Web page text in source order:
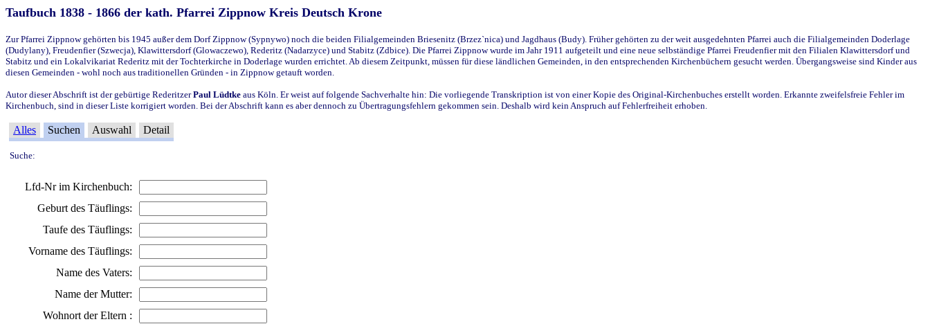
Taufbuch 1838 - 1866 der kath. Pfarrei Zippnow Kreis Deutsch Krone
Zur Pfarrei Zippnow gehörten bis 1945 außer dem Dorf Zippnow (Sypnywo) noch die beiden Filialgemeinden Briesenitz (Brzez`nica) und Jagdhaus (Budy). Früher gehörten zu der weit ausgedehnten Pfarrei auch die Filialgemeinden Doderlage
(Dudylany), Freudenfier (Szwecja), Klawittersdorf (Glowaczewo), Rederitz (Nadarzyce) und Stabitz (Zdbice). Die Pfarrei Zippnow wurde im Jahr 1911 aufgeteilt und eine neue selbständige Pfarrei Freudenfier mit den Filialen Klawittersdorf und
Stabitz und ein Lokalvikariat Rederitz mit der Tochterkirche in Doderlage wurden errichtet. Ab diesem Zeitpunkt, müssen für diese ländlichen Gemeinden, in den entsprechenden Kirchenbüchern gesucht werden. Übergangsweise sind Kinder aus
diesen Gemeinden - wohl noch aus traditionellen Gründen - in Zippnow getauft worden.
Autor dieser Abschrift ist der gebürtige RederitzerPaul Lüdtke aus Köln. Er weist auf folgende Sachverhalte hin: Die vorliegende Transkription ist von einer Kopie des Original-Kirchenbuches erstellt worden. Erkannte zweifelsfreie Fehler im
Kirchenbuch, sind in dieser Liste korrigiert worden. Bei der Abschrift kann es aber dennoch zu Übertragungsfehlern gekommen sein. Deshalb wird kein Anspruch auf Fehlerfreiheit erhoben.
Alles Suchen Auswahl Detail
Suche:
Lfd-Nr im Kirchenbuch:
Geburt des Täuflings:
Taufe des Täuflings:
Vorname des Täuflings:
Name des Vaters:
Name der Mutter:
Wohnort der Eltern :